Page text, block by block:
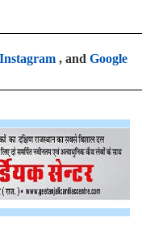
Instagram, and Google